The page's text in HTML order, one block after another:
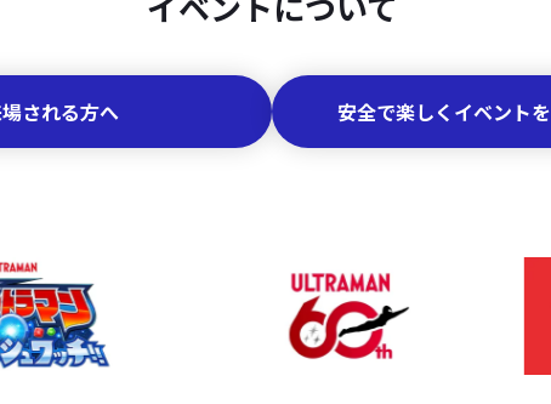
される方へ 安全で楽しくイベントを